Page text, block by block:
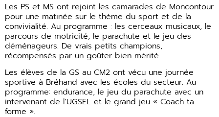
Les PS et MS ont rejoint les camarades de Moncontour
pour une matinée sur le thème du sport et de la
convivialité. Au programme : les cerceaux musicaux, le
parcours de motricité, le parachute et le jeu des
déménageurs. De vrais petits champions,
récompensés par un goûter bien mérité.
Les élèves de la GS au CM2 ont vécu une journée
sportive à Bréhand avec les écoles du secteur. Au
programme: endurance, le jeu du parachute avec un
intervenant de l’UGSEL et le grand jeu « Coach ta
forme ».